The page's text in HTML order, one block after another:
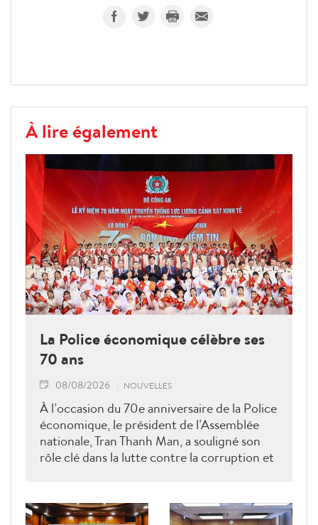
À lire également
La Police économique célèbre ses
70 ans
08/08/2026 NOUVELLES
À l’occasion du 70e anniversaire de la Police
économique, le président de l’Assemblée
nationale, Tran Thanh Man, a souligné son
rôle clé dans la lutte contre la corruption et